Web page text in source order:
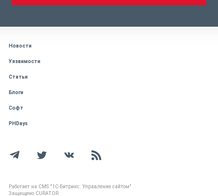
Новости
Уязвимости
Статьи
Блоги
Софт
PHDays
Работает на CMS "1С-Битрикс: Управление сайтом"
Защищено CURATOR